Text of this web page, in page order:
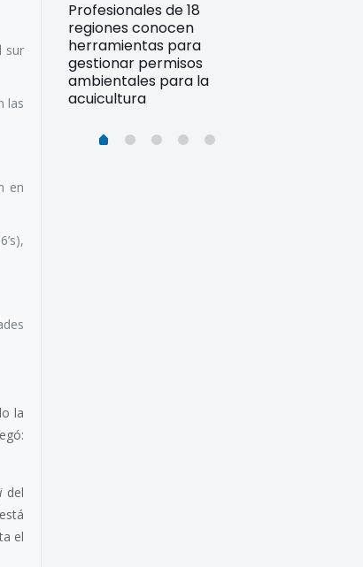
sur
las
en
la
del
el
Profesionales de 18
regiones conocen
herramientas para
gestionar permisos
ambientales para la
acuicultura